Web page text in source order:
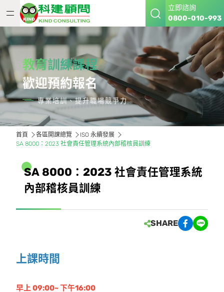
立即諮詢
0800-010-993
教育訓練課程
歡迎預約報名
專業培訓、提升職場競爭力
首頁 各區開課總覽
ISO 永續發展
SA 8000：2023 社會責任管理系統內部稽核員訓練
SA 8000 ： 2023 社會責任管理系統
內部稽核員訓 練
SHARE
上課時間
早上 09:00~ 下午16:00